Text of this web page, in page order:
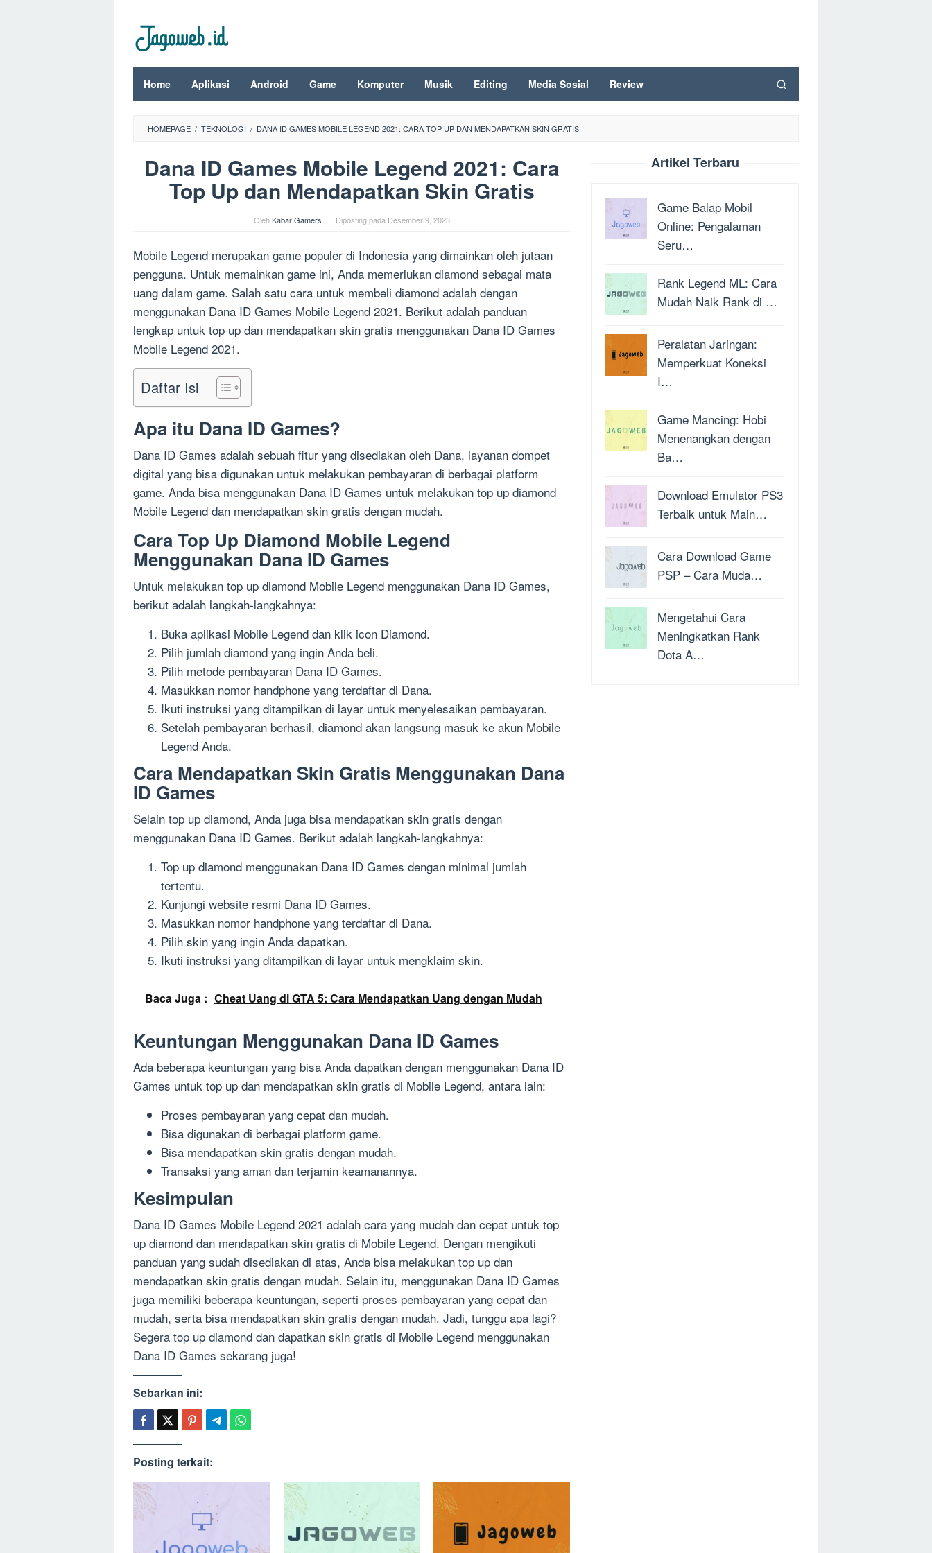
konten
Home Aplikasi Android Game Komputer Musik Editing Media Sosial Review
HOMEPAGE / TEKNOLOGI / DANA ID GAMES MOBILE LEGEND 2021: CARA TOP UP DAN MENDAPATKAN SKIN GRATIS
Dana ID Games Mobile Legend 2021: Cara
Top Up dan Mendapatkan Skin Gratis
OlehKabar Gamers Diposting pada Desember 9, 2023
Mobile Legend merupakan game populer di Indonesia yang dimainkan oleh jutaan
pengguna. Untuk memainkan game ini, Anda memerlukan diamond sebagai mata
uang dalam game. Salah satu cara untuk membeli diamond adalah dengan
menggunakan Dana ID Games Mobile Legend 2021. Berikut adalah panduan
lengkap untuk top up dan mendapatkan skin gratis menggunakan Dana ID Games
Mobile Legend 2021.
Daftar Isi
Apa itu Dana ID Games?
Dana ID Games adalah sebuah fitur yang disediakan oleh Dana, layanan dompet
digital yang bisa digunakan untuk melakukan pembayaran di berbagai platform
game. Anda bisa menggunakan Dana ID Games untuk melakukan top up diamond
Mobile Legend dan mendapatkan skin gratis dengan mudah.
Cara Top Up Diamond Mobile Legend
Menggunakan Dana ID Games
Untuk melakukan top up diamond Mobile Legend menggunakan Dana ID Games,
berikut adalah langkah-langkahnya:
Buka aplikasi Mobile Legend dan klik icon Diamond.
Pilih jumlah diamond yang ingin Anda beli.
Pilih metode pembayaran Dana ID Games.
Masukkan nomor handphone yang terdaftar di Dana.
Ikuti instruksi yang ditampilkan di layar untuk menyelesaikan pembayaran.
Setelah pembayaran berhasil, diamond akan langsung masuk ke akun Mobile
Legend Anda.
Cara Mendapatkan Skin Gratis Menggunakan Dana
ID Games
Selain top up diamond, Anda juga bisa mendapatkan skin gratis dengan
menggunakan Dana ID Games. Berikut adalah langkah-langkahnya:
Top up diamond menggunakan Dana ID Games dengan minimal jumlah
tertentu.
Kunjungi website resmi Dana ID Games.
Masukkan nomor handphone yang terdaftar di Dana.
Pilih skin yang ingin Anda dapatkan.
Ikuti instruksi yang ditampilkan di layar untuk mengklaim skin.
Baca Juga : Cheat Uang di GTA 5: Cara Mendapatkan Uang dengan Mudah
Keuntungan Menggunakan Dana ID Games
Ada beberapa keuntungan yang bisa Anda dapatkan dengan menggunakan Dana ID
Games untuk top up dan mendapatkan skin gratis di Mobile Legend, antara lain:
Proses pembayaran yang cepat dan mudah.
Bisa digunakan di berbagai platform game.
Bisa mendapatkan skin gratis dengan mudah.
Transaksi yang aman dan terjamin keamanannya.
Kesimpulan
Dana ID Games Mobile Legend 2021 adalah cara yang mudah dan cepat untuk top
up diamond dan mendapatkan skin gratis di Mobile Legend. Dengan mengikuti
panduan yang sudah disediakan di atas, Anda bisa melakukan top up dan
mendapatkan skin gratis dengan mudah. Selain itu, menggunakan Dana ID Games
juga memiliki beberapa keuntungan, seperti proses pembayaran yang cepat dan
mudah, serta bisa mendapatkan skin gratis dengan mudah. Jadi, tunggu apa lagi?
Segera top up diamond dan dapatkan skin gratis di Mobile Legend menggunakan
Dana ID Games sekarang juga!
Sebarkan ini:
Posting terkait:
Artikel Terbaru
Game Balap Mobil
Online: Pengalaman
Seru…
Rank Legend ML: Cara
Mudah Naik Rank di …
Peralatan Jaringan:
Memperkuat Koneksi
I…
Game Mancing: Hobi
Menenangkan dengan
Ba…
Download Emulator PS3
Terbaik untuk Main…
Cara Download Game
PSP – Cara Muda…
Mengetahui Cara
Meningkatkan Rank
Dota A…